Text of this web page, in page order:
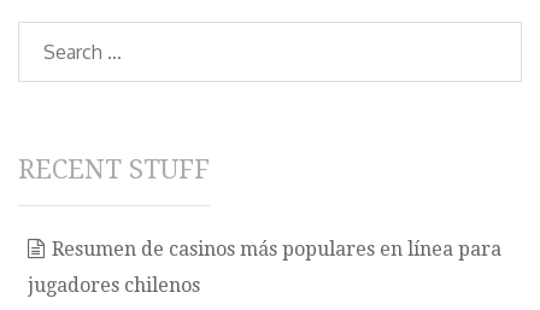
Search
RECENT STUFF
Resumen de casinos más populares en línea para
jugadores chilenos